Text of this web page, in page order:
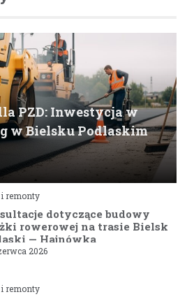
PZD: Inwestycja w
w Bielsku Podlaskim
remonty
dotyczące budowy
rowerowej na trasie Bielsk
— Hajnówka
2026
remonty